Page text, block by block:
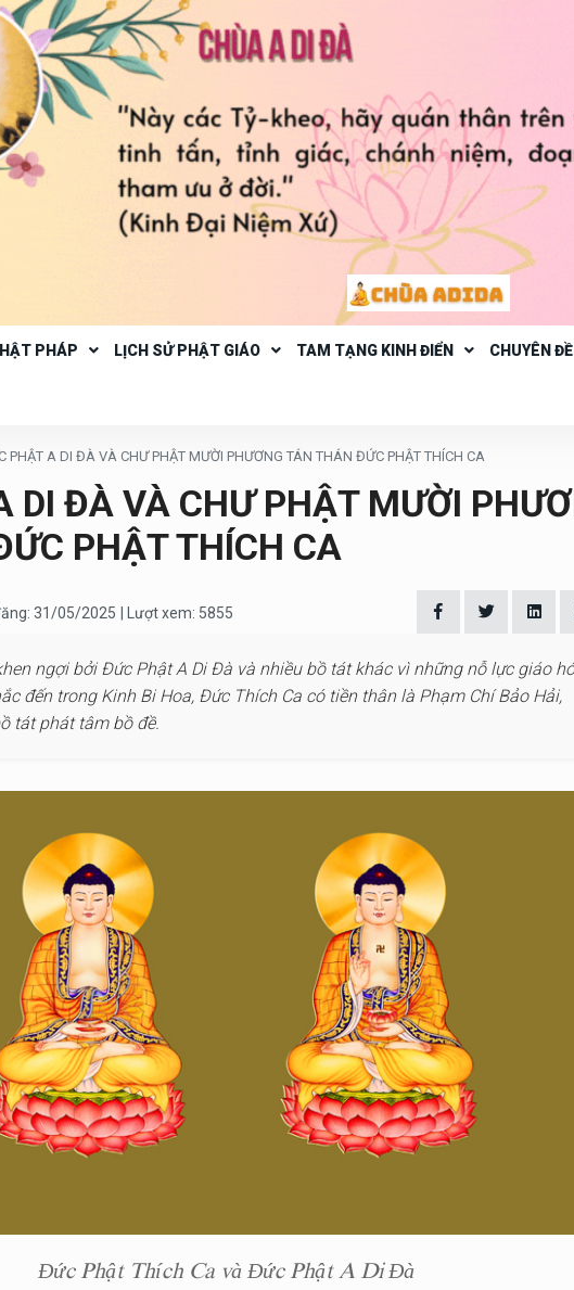
PHÁP LỊCH SỬ PHẬT GIÁO TAM TẠNG KINH ĐIỂN CHUYÊN ĐỀ
PHẬT A DI ĐÀ VÀ CHƯ PHẬT MƯỜI PHƯƠNG TÁN THÁN ĐỨC PHẬT THÍCH CA
DI ĐÀ VÀ CHƯ PHẬT MƯỜI
PHẬT THÍCH CA
31/05/2025 | Lượt xem: 5855
ngợi bởi Đức Phật A Di Đà và nhiều bồ tát khác vì những nỗ lực giáo
đến trong Kinh Bi Hoa, Đức Thích Ca có tiền thân là Phạm Chí Bảo Hải,
tát phát tâm bồ đề.
Đức Phật Thích Ca và Đức Phật A Di Đà